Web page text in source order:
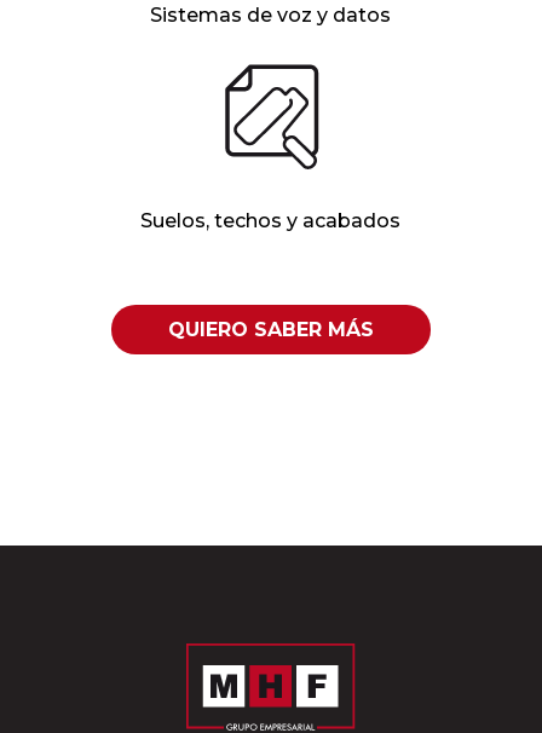
Sistemas de voz y datos
Suelos, techos y acabados
QUIERO SABER MÁS